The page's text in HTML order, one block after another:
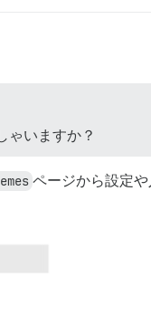
ゃいますか？
ページから設定